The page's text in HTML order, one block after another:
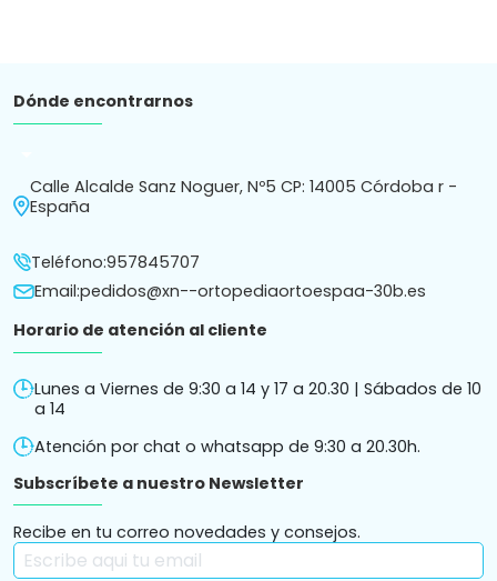
Dónde encontrarnos
Calle Alcalde Sanz Noguer, Nº5 CP: 14005 Córdoba r -
España
Teléfono:957845707
Email:pedidos@xn--ortopediaortoespaa-30b.es
Horario de atención al cliente
Lunes a Viernes de 9:30 a 14 y 17 a 20.30 | Sábados de 10
a 14
Atención por chat o whatsapp de 9:30 a 20.30h.
Subscríbete a nuestro Newsletter
Recibe en tu correo novedades y consejos.